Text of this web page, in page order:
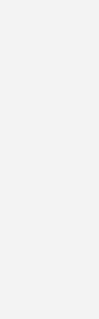
voruntersuchter
ein spezielles
hohen, Milliarden Euro
Bieter wie Total führte.
Channel und sehen
zur Branche.
in
Windenergieausbau in
im Jahr 2030 vorgesehen –
Jahr von 30 Gigawatt
zeigte sich BSH-
der Flächenfreigabe am
das weiterreichende
Windkraftausbaus
das Inkrafttreten der 5.
Wirtschaft Planungs- und
mit einer zu
in der Nordsee“, sagte
großen Meilenstein
Deutschland“.
Amprion die
Balwin2, der den Strom
aufnehmen soll, seit